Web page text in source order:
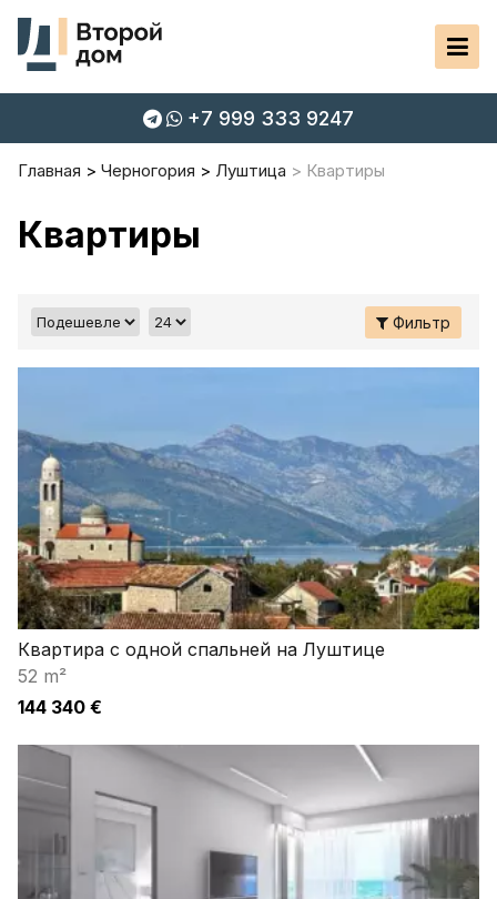
+7 999 333 9247
Главная Черногория Луштица Квартиры
Квартиры
Фильтр
Квартира с одной спальней на Луштице
52 m²
144 340 €